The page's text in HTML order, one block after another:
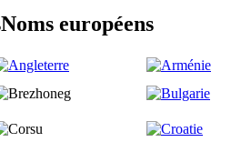
Noms européens